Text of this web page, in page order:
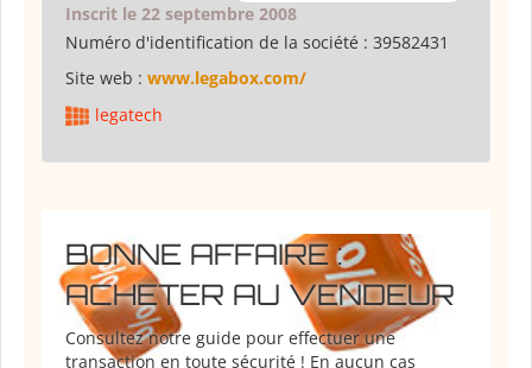
Inscrit le 22 septembre 2008
Numéro d'identification de la société : 39582431
Site web : www.legabox.com/
legatech
BONNE AFFAIRE :
ACHETER AU VENDEUR
Consultez notre guide pour effectuer une
transaction en toute sécurité ! En aucun cas